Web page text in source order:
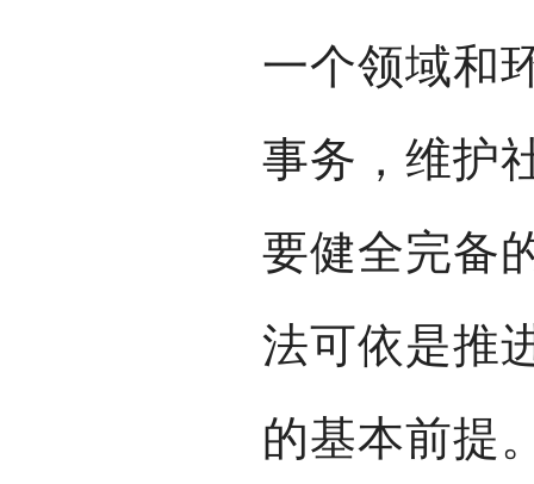
一个领域和
事务，维护
要健全完备
法可依是推
的基本前提